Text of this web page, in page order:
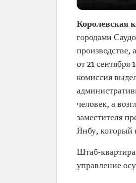
Королевская
городами
производстве,
от 21 сентября
комиссия
человек, а
заместителя
Янбу, который
Штаб-
управление